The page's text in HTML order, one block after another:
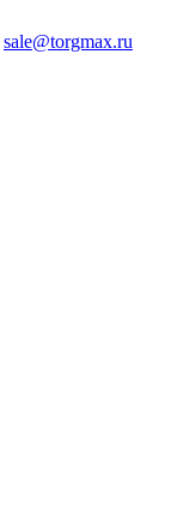
sale@torgmax.ru